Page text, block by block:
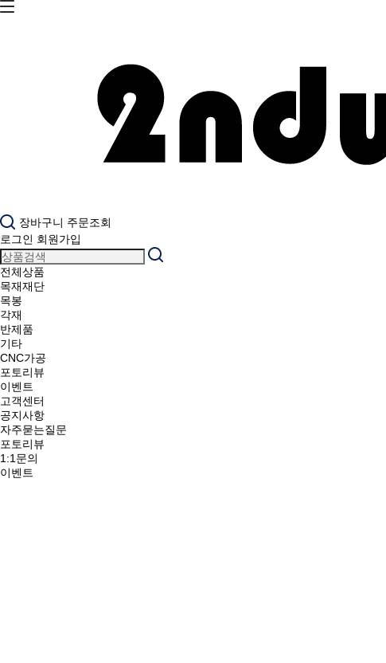
장바구니 주문조회
로그인 회원가입
전체상품
목재재단
목봉
각재
반제품
기타
CNC가공
포토리뷰
이벤트
고객센터
공지사항
자주묻는질문
포토리뷰
1:1문의
이벤트